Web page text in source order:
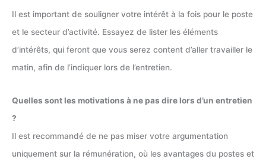
Il est important de souligner votre intérêt à la fois pour le poste
et le secteur d’activité. Essayez de lister les éléments
d’intérêts, qui feront que vous serez content d’aller travailler le
matin, afin de l’indiquer lors de l’entretien.
Quelles sont les motivations à ne pas dire lors d’un entretien
?
Il est recommandé de ne pas miser votre argumentation
uniquement sur la rémunération, où les avantages du postes et